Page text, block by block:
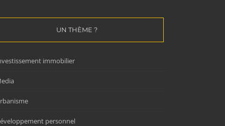
UN THÈME ?
immobilier
personnel